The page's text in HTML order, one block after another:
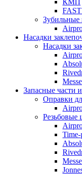
КМП
Зубильные
Насадки
Насадки
Запасные части
Оправки
Резьбовые